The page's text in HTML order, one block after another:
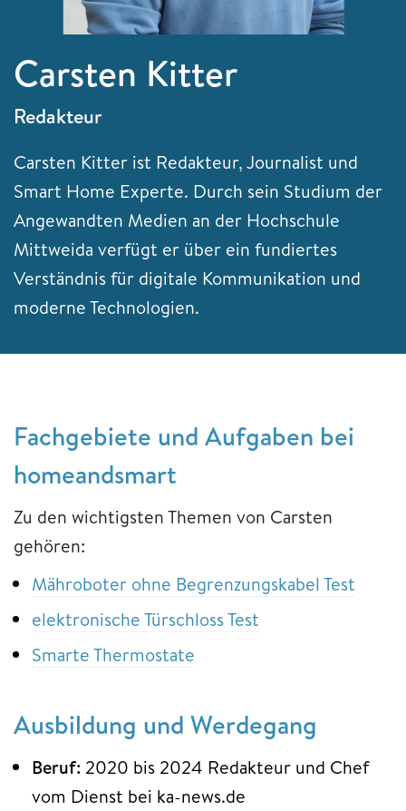
Carsten Kitter
Redakteur
Carsten Kitter ist Redakteur, Journalist und
Smart Home Experte. Durch sein Studium der
Angewandten Medien an der Hochschule
Mittweida verfügt er über ein fundiertes
Verständnis für digitale Kommunikation und
moderne Technologien.
Fachgebiete und Aufgaben bei
homeandsmart
Zu den wichtigsten Themen von Carsten
gehören:
Mähroboter ohne Begrenzungskabel Test
elektronische Türschloss Test
Smarte Thermostate
Ausbildung und Werdegang
Beruf: 2020 bis 2024 Redakteur und Chef
vom Dienst bei ka-news.de